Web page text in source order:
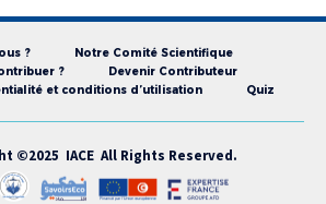
?
Notre Comité Scientifique
?
Devenir Contributeur
et conditions d’utilisation
Quiz
©2025 IACE All Rights Reserved.